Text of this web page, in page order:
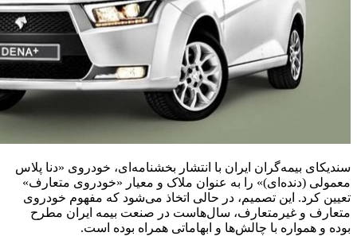
سندیکای بیمه‌گران ایران با انتشار بخشنامه‌ای، خودروی «دنا پلاس
معمولی (دنده‌ای)» را به عنوان ملاک و معیار «خودروی متعارف»
تعیین کرد. این تصمیم، در حالی اتخاذ می‌شود که مفهوم خودروی
متعارف و غیرمتعارف، سال‌هاست در صنعت بیمه ایران مطرح
بوده و همواره با چالش‌ها و ابهاماتی همراه بوده است.